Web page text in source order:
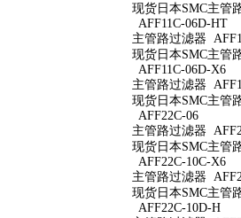
现货日本SMC主管
AFF11C-06D-HT
主管路过滤器
现货日本SMC主管
AFF11C-06D-X6
主管路过滤器
现货日本SMC主管
AFF22C-06
主管路过滤器
现货日本SMC主管
AFF22C-10C-X6
主管路过滤器
现货日本SMC主管
AFF22C-10D-H